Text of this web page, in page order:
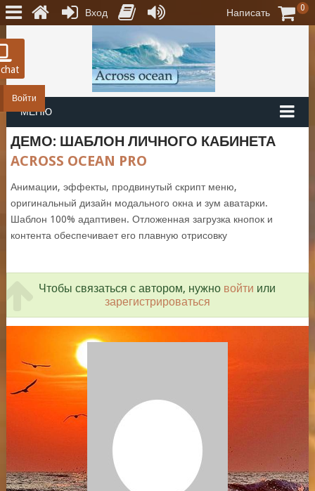
Войти
МЕНЮ
ДЕМО: ШАБЛОН ЛИЧНОГО КАБИНЕТА
ACROSS OCEAN PRO
Анимации, эффекты, продвинутый скрипт меню,
оригинальный дизайн модального окна и зум аватарки.
Шаблон 100% адаптивен. Отложенная загрузка кнопок и
контента обеспечивает его плавную отрисовку
Чтобы связаться с автором, нужно войти или
зарегистрироваться
Вход Написать 0